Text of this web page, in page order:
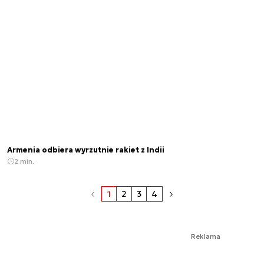
Armenia odbiera wyrzutnie rakiet z Indii
2 min.
1 2 3 4
Reklama